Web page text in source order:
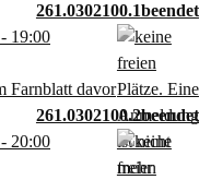
261.0302100.1
- 19:00
261.0302100.2
- 20:00